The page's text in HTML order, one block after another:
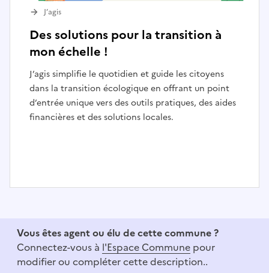
Des solutions pour la transition à
mon échelle !
J’agis simplifie le quotidien et guide les citoyens
dans la transition écologique en offrant un point
d’entrée unique vers des outils pratiques, des aides
financières et des solutions locales.
J’agis
Vous êtes agent ou élu de cette commune ?
Connectez-vous à l'Espace Commune pour
modifier ou compléter cette description..